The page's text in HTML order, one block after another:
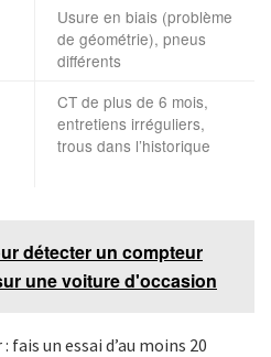
Usure en biais (problème
de géométrie), pneus
différents
CT de plus de 6 mois,
entretiens irréguliers,
trous dans l’historique
détecter un compteur
une voiture d'occasion
un essai d’au moins 20